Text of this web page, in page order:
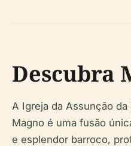
Descubra
A Igreja da Assunção
Magno é uma fusão
e esplendor barroco,